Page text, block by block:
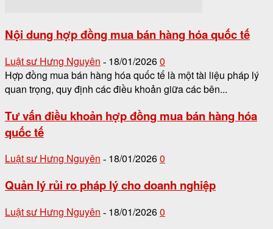
Nội dung hợp đồng mua bán hàng hóa quốc tế
Luật sư Hưng Nguyên - 18/01/20260
Hợp đồng mua bán hàng hóa quốc tế là một tài liệu pháp lý
quan trọng, quy định các điều khoản giữa các bên...
Tư vấn điều khoản hợp đồng mua bán hàng hóa
quốc tế
Luật sư Hưng Nguyên - 18/01/20260
Quản lý rủi ro pháp lý cho doanh nghiệp
Luật sư Hưng Nguyên - 18/01/20260